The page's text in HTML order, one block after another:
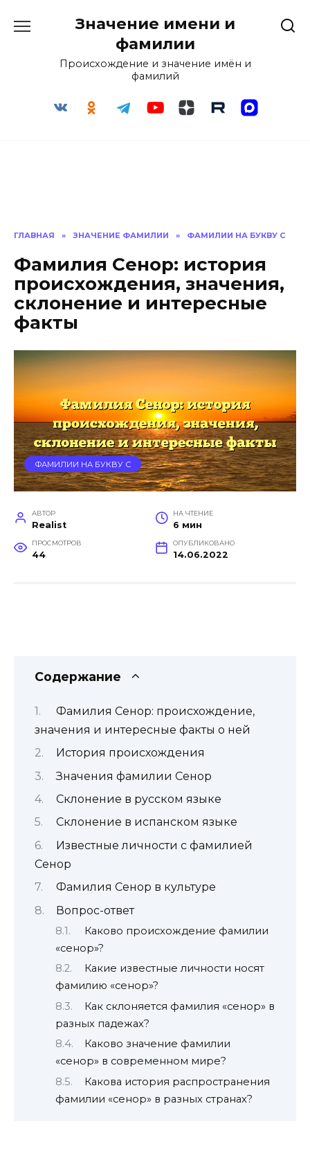
Значение имени и
фамилии
Происхождение и значение имён и
фамилий
ГЛАВНАЯ » ЗНАЧЕНИЕ ФАМИЛИИ » ФАМИЛИИ НА БУКВУ С
Фамилия Сенор: история
происхождения, значения,
склонение и интересные
факты
ФАМИЛИИ НА БУКВУ С
АВТОР
Realist
НА ЧТЕНИЕ
6 мин
ПРОСМОТРОВ
44
ОПУБЛИКОВАНО
14.06.2022
Содержание
Фамилия Сенор: происхождение,
значения и интересные факты о ней
История происхождения
Значения фамилии Сенор
Склонение в русском языке
Склонение в испанском языке
Известные личности с фамилией
Сенор
Фамилия Сенор в культуре
Вопрос-ответ
Каково происхождение фамилии
«сенор»?
Какие известные личности носят
фамилию «сенор»?
Как склоняется фамилия «сенор» в
разных падежах?
Каково значение фамилии
«сенор» в современном мире?
Какова история распространения
фамилии «сенор» в разных странах?